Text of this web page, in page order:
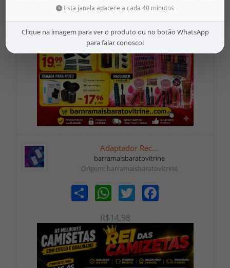
Esta janela aparece a cada 40 minutos
Clique na imagem para ver o produto ou no botão WhatsApp
para falar conosco!
Adaptador Rec...
barramaisbaratovitrine
Origem: barramaisbaratovitrine
Share WhatsAppTwitter Facebook
R$14,98